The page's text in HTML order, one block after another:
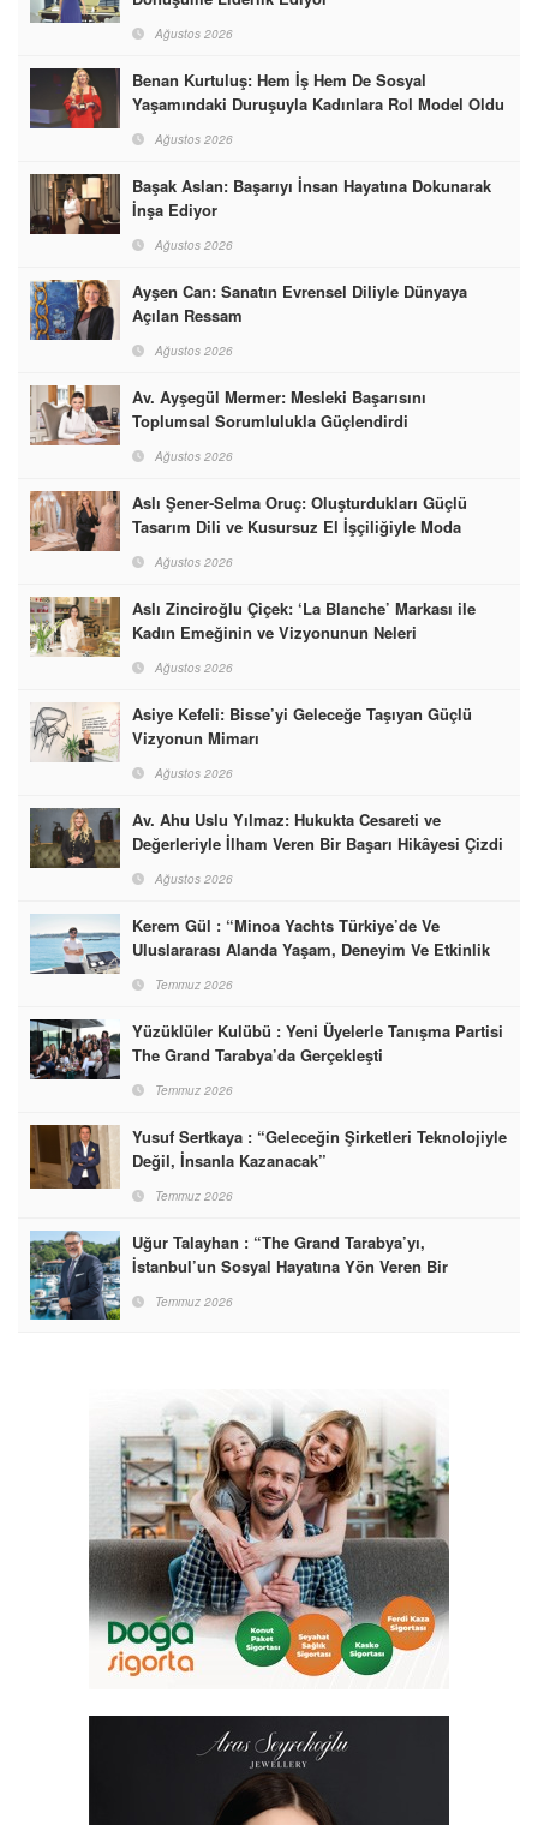
Ağustos 2026
Benan Kurtuluş: Hem İş Hem De Sosyal
Yaşamındaki Duruşuyla Kadınlara Rol Model Oldu
Ağustos 2026
Başak Aslan: Başarıyı İnsan Hayatına Dokunarak
İnşa Ediyor
Ağustos 2026
Ayşen Can: Sanatın Evrensel Diliyle Dünyaya
Açılan Ressam
Ağustos 2026
Av. Ayşegül Mermer: Mesleki Başarısını
Toplumsal Sorumlulukla Güçlendirdi
Ağustos 2026
Aslı Şener-Selma Oruç: Oluşturdukları Güçlü
Tasarım Dili ve Kusursuz El İşçiliğiyle Moda
Dünyasına İmzalarını Attılar
Ağustos 2026
Aslı Zinciroğlu Çiçek: ‘La Blanche’ Markası ile
Kadın Emeğinin ve Vizyonunun Neleri
Başarabileceğinin En Güzel Örneğini Sunuyor
Ağustos 2026
Asiye Kefeli: Bisse’yi Geleceğe Taşıyan Güçlü
Vizyonun Mimarı
Ağustos 2026
Av. Ahu Uslu Yılmaz: Hukukta Cesareti ve
Değerleriyle İlham Veren Bir Başarı Hikâyesi Çizdi
Ağustos 2026
Kerem Gül : “Minoa Yachts Türkiye’de Ve
Uluslararası Alanda Yaşam, Deneyim Ve Etkinlik
Markası Olacak”
Temmuz 2026
Yüzüklüler Kulübü : Yeni Üyelerle Tanışma Partisi
The Grand Tarabya’da Gerçekleşti
Temmuz 2026
Yusuf Sertkaya : “Geleceğin Şirketleri Teknolojiyle
Değil, İnsanla Kazanacak”
Temmuz 2026
Uğur Talayhan : “The Grand Tarabya’yı,
İstanbul’un Sosyal Hayatına Yön Veren Bir
Destinasyon Haline Getirmeyi Hedefliyorum”
Temmuz 2026